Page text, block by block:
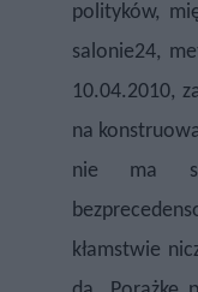
polityków,
salonie24,
10.04.2010,
na
nie ma
kłamstwie